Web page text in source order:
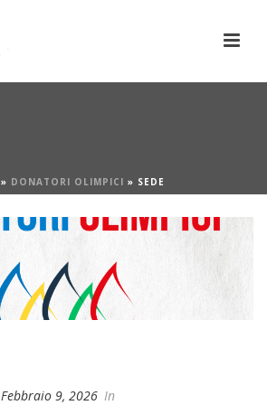
» DONATORI OLIMPICI » SEDE
Febbraio 9, 2026 In